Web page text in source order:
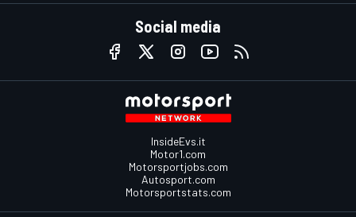
Social media
InsideEvs.it
Motor1.com
Motorsportjobs.com
Autosport.com
Motorsportstats.com